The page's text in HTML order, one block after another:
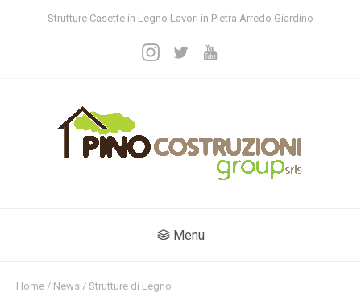
Strutture Casette in Legno Lavori in Pietra Arredo Giardino
Menu
Home / News / Strutture di Legno